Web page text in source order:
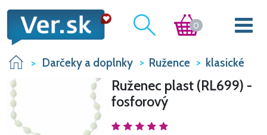
0
Darčeky a doplnky Ružence klasické
Ruženec plast (RL699) -
fosforový